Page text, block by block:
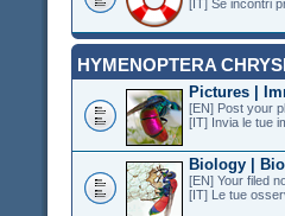
[IT] Se incontri
HYMENOPTERA
Pictures |
[EN] Post your
[IT] Invia le tue
Biology |
[EN] Your filed
[IT] Le tue